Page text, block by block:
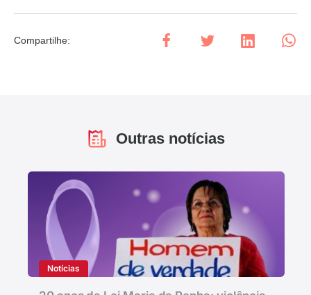
Compartilhe:
Outras notícias
Notícias